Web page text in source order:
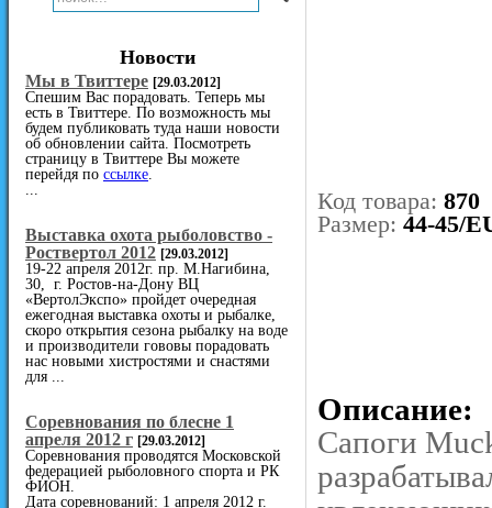
Новости
Мы в Твиттере [29.03.2012]
Спешим Вас порадовать. Теперь мы
есть в Твиттере. По возможность мы
будем публиковать туда наши новости
об обновлении сайта. Посмотреть
страницу в Твиттере Вы можете
перейдя по ссылке
Выставка охота рыболовство -
Роствертол 2012 [29.03.2012]
19-22 апреля 2012г. пр. М.Нагибина,
30, г. Ростов-на-Дону ВЦ
«ВертолЭкспо» пройдет очередная
ежегодная выставка охоты и рыбалке,
скоро открытия сезона рыбалку на воде
и производители гововы порадовать
нас новыми хистростями и снастями
для ...
Cоревнования по блесне 1
апреля 2012 г [29.03.2012]
Соревнования проводятся Московской
федерацией рыболовного спорта и РК
ФИОН.
Дата соревнований: 1 апреля 2012 г.
Код товара: 870
Размер: 44-45/
Описание:
Сапоги